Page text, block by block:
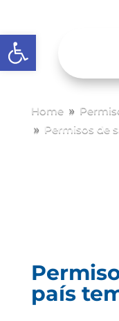
Abrir barra de
Home 9
9 Permisos de
país